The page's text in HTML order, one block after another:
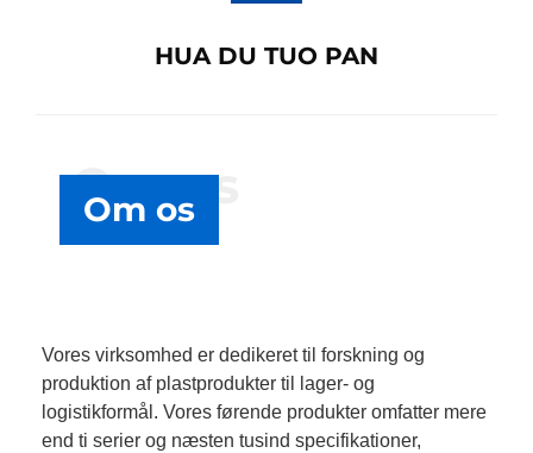
HUA DU TUO PAN
Om os
Om os
Vores virksomhed er dedikeret til forskning og
produktion af plastprodukter til lager- og
logistikformål. Vores førende produkter omfatter mere
end ti serier og næsten tusind specifikationer,